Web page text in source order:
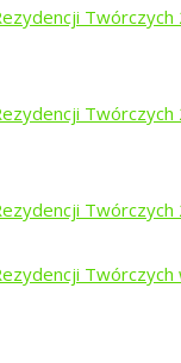
Twórczych
Twórczych
Twórczych
Twórczych